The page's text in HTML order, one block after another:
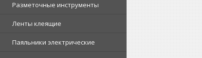
Разметочные инструменты
Ленты клеящие
Паяльники электрические